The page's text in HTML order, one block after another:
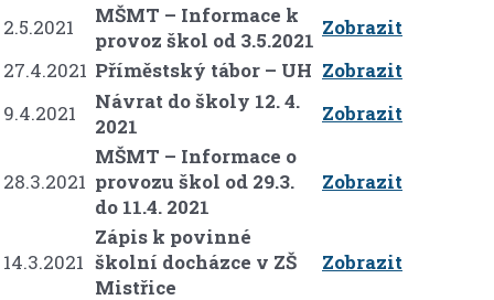
2.5.2021
MŠMT – Informace k
provoz škol od 3.5.2021
Zobrazit
27.4.2021 Příměstský tábor – UH Zobrazit
9.4.2021
Návrat do školy 12. 4.
2021
Zobrazit
28.3.2021
MŠMT – Informace o
provozu škol od 29.3.
do 11.4. 2021
Zobrazit
14.3.2021
Zápis k povinné
školní docházce v ZŠ
Mistřice
Zobrazit